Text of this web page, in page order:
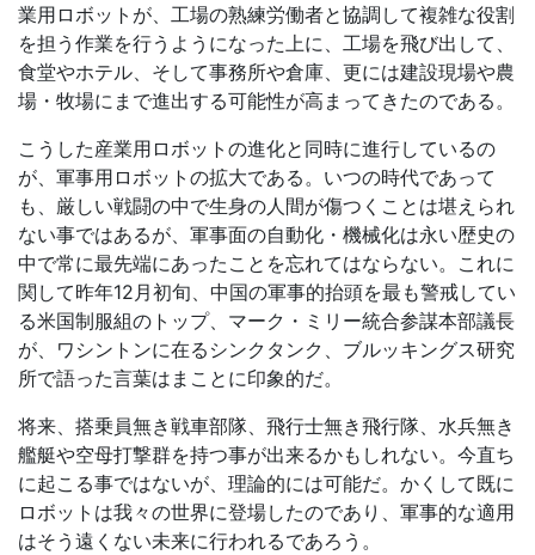
業用ロボットが、工場の熟練労働者と協調して複雑な役割
を担う作業を行うようになった上に、工場を飛び出して、
食堂やホテル、そして事務所や倉庫、更には建設現場や農
場・牧場にまで進出する可能性が高まってきたのである。
こうした産業用ロボットの進化と同時に進行しているの
が、軍事用ロボットの拡大である。いつの時代であって
も、厳しい戦闘の中で生身の人間が傷つくことは堪えられ
ない事ではあるが、軍事面の自動化・機械化は永い歴史の
中で常に最先端にあったことを忘れてはならない。これに
関して昨年12月初旬、中国の軍事的抬頭を最も警戒してい
る米国制服組のトップ、マーク・ミリー統合参謀本部議長
が、ワシントンに在るシンクタンク、ブルッキングス研究
所で語った言葉はまことに印象的だ。
将来、搭乗員無き戦車部隊、飛行士無き飛行隊、水兵無き
艦艇や空母打撃群を持つ事が出来るかもしれない。今直ち
に起こる事ではないが、理論的には可能だ。かくして既に
ロボットは我々の世界に登場したのであり、軍事的な適用
はそう遠くない未来に行われるであろう。